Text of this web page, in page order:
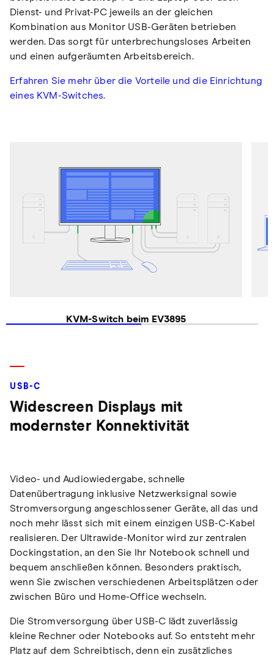
Dienst- und Privat-PC jeweils an der gleichen
Kombination aus Monitor USB-Geräten betrieben
werden. Das sorgt für unterbrechungsloses Arbeiten
und einen aufgeräumten Arbeitsbereich.
Erfahren Sie mehr über die Vorteile und die Einrichtung
eines KVM-Switches.
KVM-Switch beim EV3895
USB-C
Widescreen Displays mit
modernster Konnektivität
Video- und Audiowiedergabe, schnelle
Datenübertragung inklusive Netzwerksignal sowie
Stromversorgung angeschlossener Geräte, all das und
noch mehr lässt sich mit einem einzigen USB-C-Kabel
realisieren. Der Ultrawide-Monitor wird zur zentralen
Dockingstation, an den Sie Ihr Notebook schnell und
bequem anschließen können. Besonders praktisch,
wenn Sie zwischen verschiedenen Arbeitsplätzen oder
zwischen Büro und Home-Office wechseln.
Die Stromversorgung über USB-C lädt zuverlässig
kleine Rechner oder Notebooks auf. So entsteht mehr
Platz auf dem Schreibtisch, denn ein zusätzliches